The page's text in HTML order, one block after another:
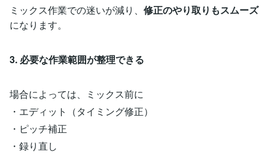
ミックス作業での迷いが減り、 修正のやり取りもスムーズ
になります。
3. 必要な作業範囲が整理できる
場合によっては、ミックス前に
・エディット（タイミング修正）
・ピッチ補正
・録り直し